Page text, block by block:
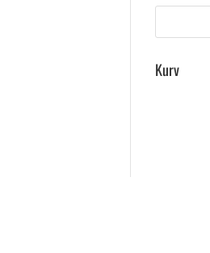
Kurv